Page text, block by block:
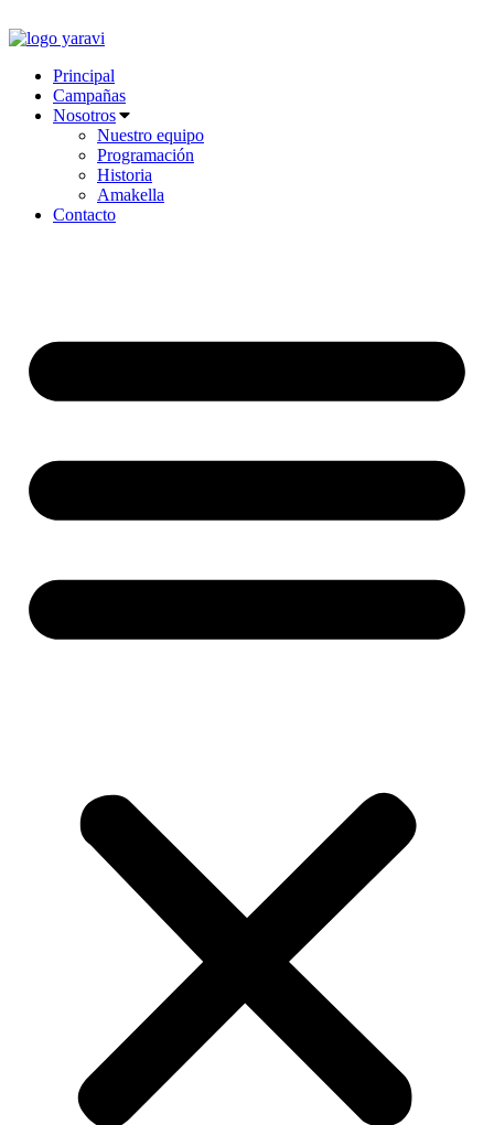
al
Principal
Campañas
Nosotros
Nuestro equipo
Programación
Historia
Amakella
Contacto